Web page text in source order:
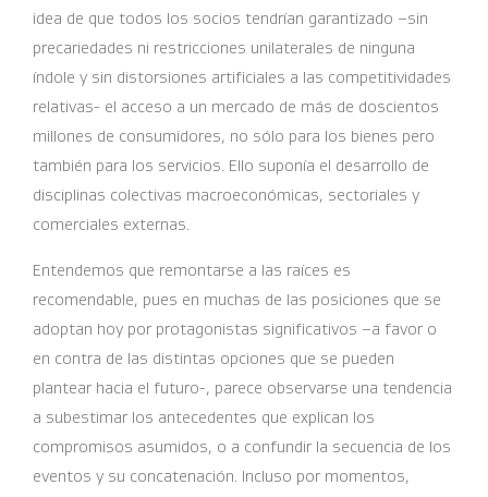
idea de que todos los socios tendrían garantizado –sin
precariedades ni restricciones unilaterales de ninguna
índole y sin distorsiones artificiales a las competitividades
relativas- el acceso a un mercado de más de doscientos
millones de consumidores, no sólo para los bienes pero
también para los servicios. Ello suponía el desarrollo de
disciplinas colectivas macroeconómicas, sectoriales y
comerciales externas.
Entendemos que remontarse a las raíces es
recomendable, pues en muchas de las posiciones que se
adoptan hoy por protagonistas significativos –a favor o
en contra de las distintas opciones que se pueden
plantear hacia el futuro-, parece observarse una tendencia
a subestimar los antecedentes que explican los
compromisos asumidos, o a confundir la secuencia de los
eventos y su concatenación. Incluso por momentos,